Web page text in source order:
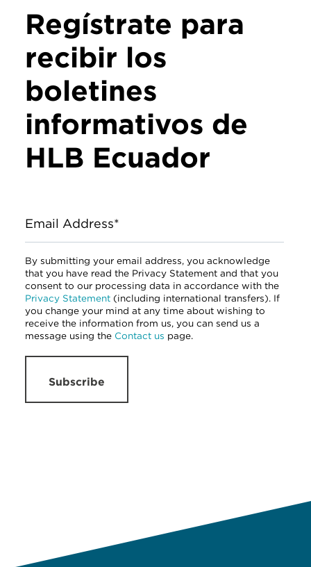
Regístrate para
recibir los
boletines
informativos de
HLB Ecuador
Email Address*
By submitting your email address, you acknowledge
that you have read the Privacy Statement and that you
consent to our processing data in accordance with the
Privacy Statement (including international transfers). If
you change your mind at any time about wishing to
receive the information from us, you can send us a
message using the Contact us page.
Subscribe